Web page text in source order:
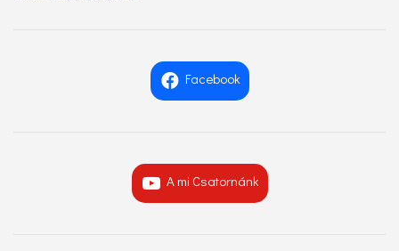
Facebook
A mi Csatornánk